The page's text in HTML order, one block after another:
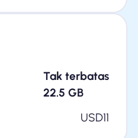
Tak terbatas
22.5 GB
USD11